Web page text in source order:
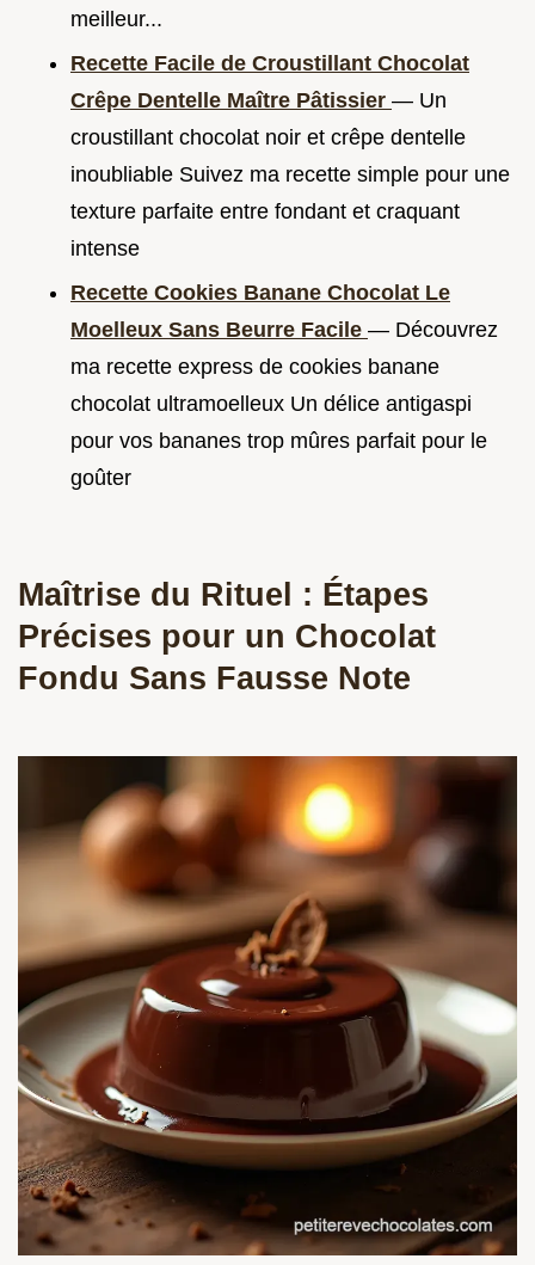
meilleur...
Recette Facile de Croustillant Chocolat
Crêpe Dentelle Maître Pâtissier — Un
croustillant chocolat noir et crêpe dentelle
inoubliable Suivez ma recette simple pour une
texture parfaite entre fondant et craquant
intense
Recette Cookies Banane Chocolat Le
Moelleux Sans Beurre Facile — Découvrez
ma recette express de cookies banane
chocolat ultramoelleux Un délice antigaspi
pour vos bananes trop mûres parfait pour le
goûter
Maîtrise du Rituel : Étapes
Précises pour un Chocolat
Fondu Sans Fausse Note